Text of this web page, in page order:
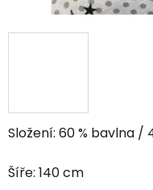
Složení: 60 % bavlna /
Šíře: 140 cm